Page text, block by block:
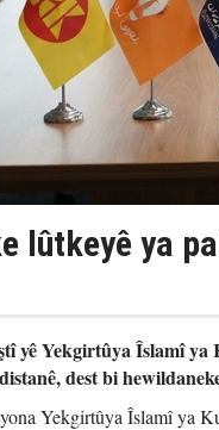
lûtkeyê ya
yê Yekgirtûya Îslamî
dest bi
Yekgirtûya Îslamî ya